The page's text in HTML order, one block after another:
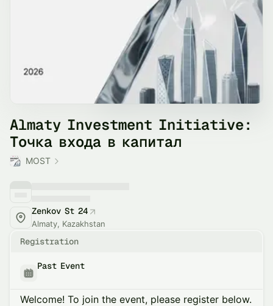
Almaty Investment Initiative:
Точка входа в капитал
MOST
Zenkov St 24
Almaty, Kazakhstan
Registration
Past Event
Welcome! To join the event, please register below.